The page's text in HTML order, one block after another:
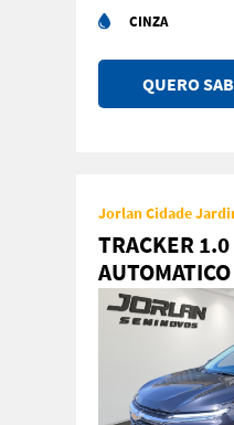
CINZA
QUERO
Jorlan Cidade
TRACKER
AUTOMATICO